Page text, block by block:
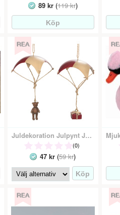
89 kr(119 kr)
Juldekoration Julpynt Julgransdekoration - Fallskärm
(0)
47 kr (59 kr)